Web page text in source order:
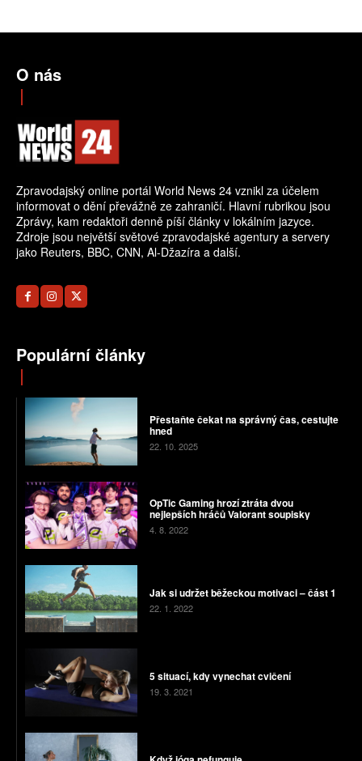
O nás
Zpravodajský online portál World News 24 vznikl za účelem
informovat o dění převážně ze zahraničí. Hlavní rubrikou jsou
Zprávy, kam redaktoři denně píší články v lokálním jazyce.
Zdroje jsou největší světové zpravodajské agentury a servery
jako Reuters, BBC, CNN, Al-Džazíra a další.
Populární články
Přestaňte čekat na správný čas, cestujte
hned
22. 10. 2025
OpTic Gaming hrozí ztráta dvou
nejlepších hráčů Valorant soupisky
4. 8. 2022
Jak si udržet běžeckou motivaci – část 1
22. 1. 2022
5 situací, kdy vynechat cvičení
19. 3. 2021